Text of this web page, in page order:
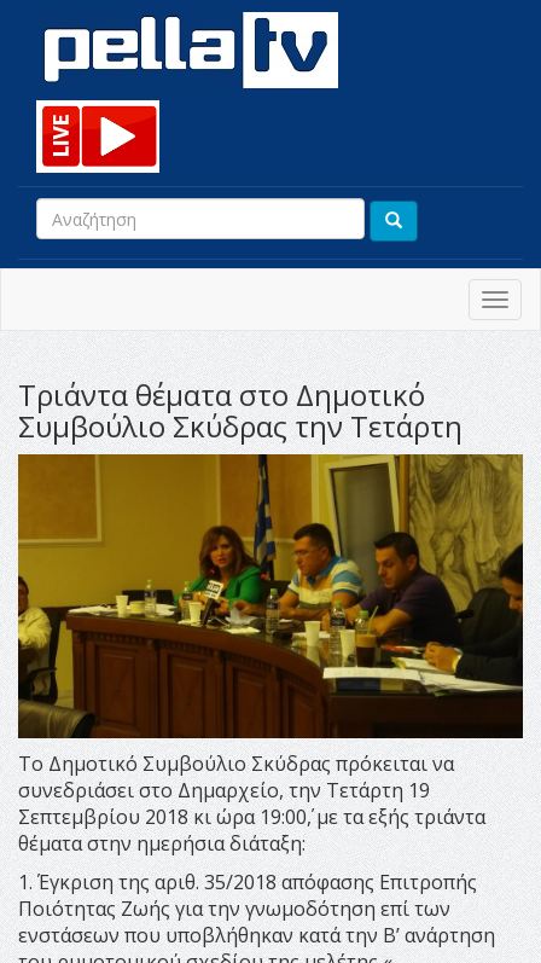
Τριάντα θέματα στο Δημοτικό
Συμβούλιο Σκύδρας την Τετάρτη
Το Δημοτικό Συμβούλιο Σκύδρας πρόκειται να
συνεδριάσει στο Δημαρχείο, την Τετάρτη 19
Σεπτεμβρίου 2018 κι ώρα 19:00΄, με τα εξής τριάντα
θέματα στην ημερήσια διάταξη:
1. Έγκριση της αριθ. 35/2018 απόφασης Επιτροπής
Ποιότητας Ζωής για την γνωμοδότηση επί των
ενστάσεων που υποβλήθηκαν κατά την Β’ ανάρτηση